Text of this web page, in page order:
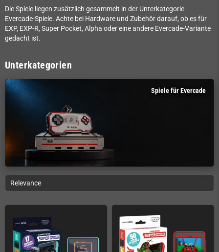
Die Spiele liegen zusätzlich gesammelt in der Unterkategorie
Evercade-Spiele. Achte bei Hardware und Zubehör darauf, ob es für
EXP, EXP-R, Super Pocket, Alpha oder eine andere Evercade-Variante
gedacht ist.
Unterkategorien
Spiele für Evercade
Relevance